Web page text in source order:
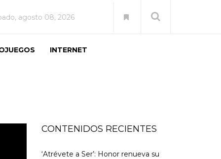
agosto 08, 2026
INTERNET
CONTENIDOS RECIENTES
‘Atrévete a Ser’: Honor renueva su